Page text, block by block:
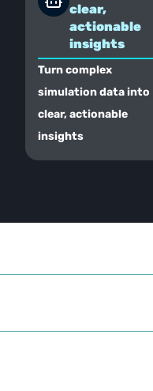
clear,
actionable
insights
Turn complex
simulation data into
clear, actionable
insights